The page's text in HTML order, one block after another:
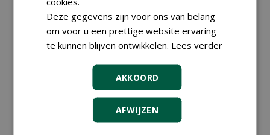
Boomtotaalzorg32-40 uur
30-07-2026, Schalkwijk
Boominspecteur bij
30-07-2026, Schalkwijk
Hoofdgreenkeeper (m/v)
Golfbaan KralingenOosthoek
groepRotterdam
Deze gegevens zijn voor ons van belang
om voor u een prettige website ervaring
te kunnen blijven ontwikkelen. Lees verder
AKKOORD
AFWIJZEN